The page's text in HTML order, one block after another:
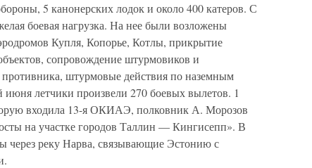
5 канонерских лодок и около 400 катеров. С
боевая нагрузка. На нее были возложены
Купля, Копорье, Котлы, прикрытие
сопровождение штурмовиков и
штурмовые действия по наземным
июня летчики произвели 270 боевых вылетов. 1
входила 13-я ОКИАЭ, полковник А. Морозов
на участке городов Таллин — Кингисепп». В
через реку Нарва, связывающие Эстонию с